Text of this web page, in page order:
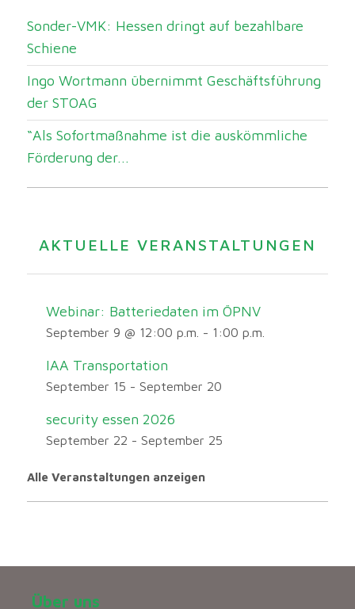
Sonder-VMK: Hessen dringt auf bezahlbare
Schiene
Ingo Wortmann übernimmt Geschäftsführung
der STOAG
“Als Sofortmaßnahme ist die auskömmliche
Förderung der...
AKTUELLE VERANSTALTUNGEN
Webinar: Batteriedaten im ÖPNV
September 9 @ 12:00 p.m. - 1:00 p.m.
IAA Transportation
September 15 - September 20
security essen 2026
September 22 - September 25
Alle Veranstaltungen anzeigen
Über uns